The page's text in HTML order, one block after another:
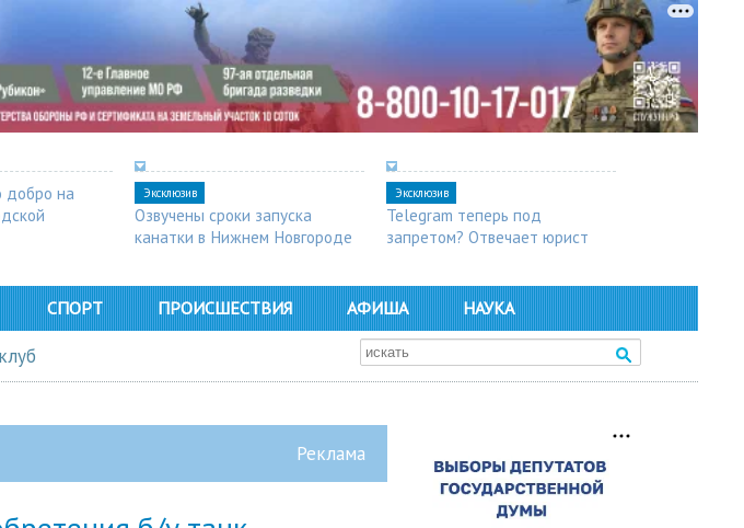
добро на
Эксклюзив
Озвучены сроки запуска
канатки в Нижнем Новгороде
Эксклюзив
Telegram теперь под
запретом? Отвечает юрист
СПОРТ ПРОИСШЕСТВИЯ АФИША НАУКА